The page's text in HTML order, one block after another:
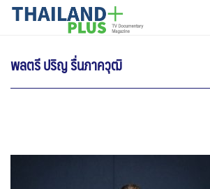
SkipTHAILANDPLUS NEWS
พลตรี ปริญ รื่นภาควุฒิ